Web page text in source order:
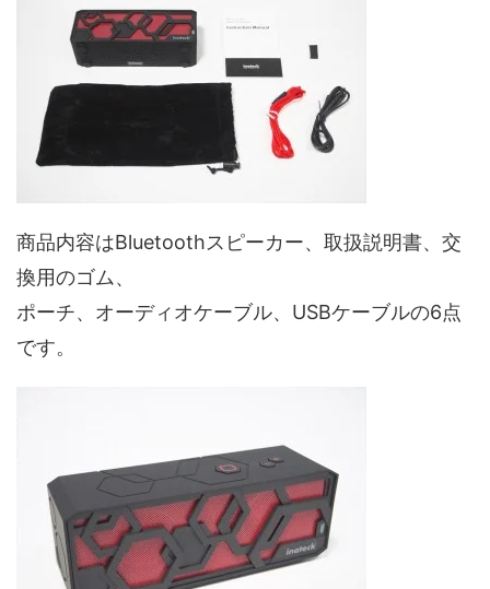
商品内容はBluetoothスピーカー、取扱説明書、交
換用のゴム、
ポーチ、オーディオケーブル、USBケーブルの6点
です。